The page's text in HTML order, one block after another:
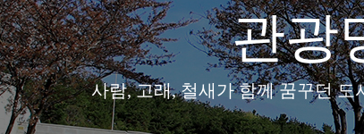
관광
사람, 고래, 철새가 함께 꿈꾸던 도